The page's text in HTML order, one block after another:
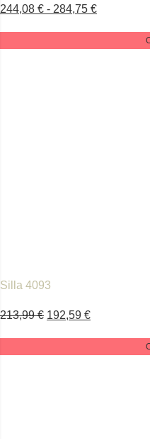
244,08 € - 284,75 €
Silla 4093
213,99€ 192,59 €